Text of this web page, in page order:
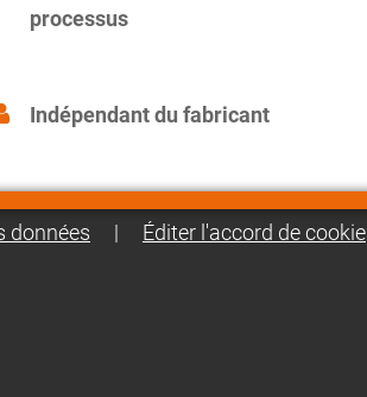
processus
Indépendant du fabricant
données | Éditer l'accord de cookie